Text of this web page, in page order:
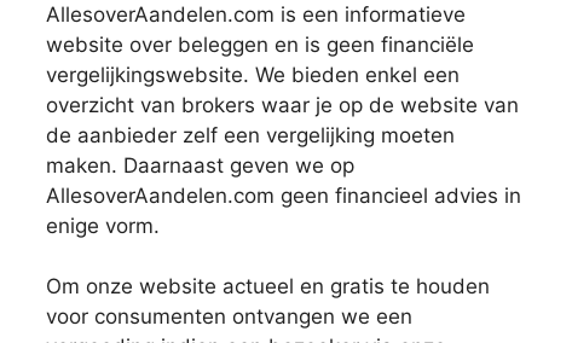
AllesoverAandelen.com is een informatieve
website over beleggen en is geen financiële
vergelijkingswebsite. We bieden enkel een
overzicht van brokers waar je op de website van
de aanbieder zelf een vergelijking moeten
maken. Daarnaast geven we op
AllesoverAandelen.com geen financieel advies in
enige vorm.
Om onze website actueel en gratis te houden
voor consumenten ontvangen we een